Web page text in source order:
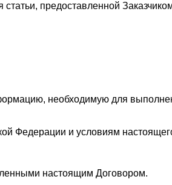
предоставленной
необходимую для
Федерации и условиям
настоящим Договором.